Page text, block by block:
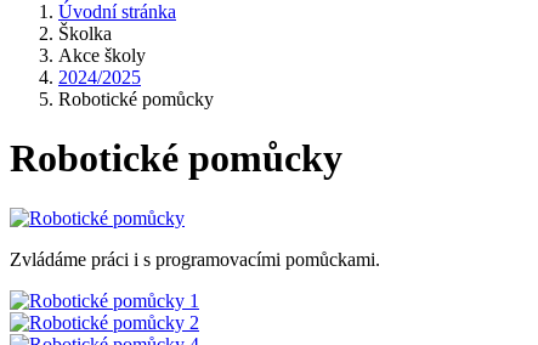
Úvodní stránka
Školka
Akce školy
2024/2025
Robotické pomůcky
Robotické pomůcky
Zvládáme práci i s programovacími pomůckami.